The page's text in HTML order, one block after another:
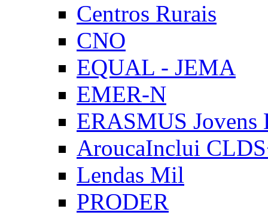
Centros Rurais
CNO
EQUAL - JEMA
EMER-N
ERASMUS Jovens
AroucaInclui
Lendas Mil
PRODER